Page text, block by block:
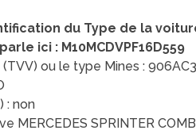
du Type de la voiture
ici : M10MCDVPF16D559
ou le type Mines :
: non
MERCEDES SPRINTER